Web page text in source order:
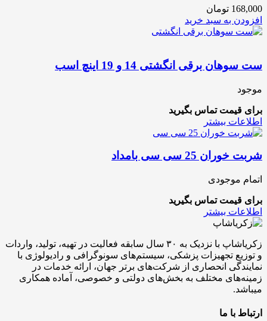
168,000 تومان
افزودن به سبد خرید
ست سوهان برقی انگشتی 14 و 19 اینچ اسب
موجود
برای قیمت تماس بگیرید
اطلاعات بیشتر
شربت خوران 25 سی سی بامداد
اتمام موجودی
برای قیمت تماس بگیرید
اطلاعات بیشتر
زکریاشاپ با نزدیک به ۳۰ سال سابقه فعالیت در تهیه، تولید، واردات
و توزیع تجهیزات پزشکی، سیستم‌های سونوگرافی و رادیولوژی با
نمایندگی انحصاری از شرکت‌های برتر جهان، ارائه خدمات در
زمینه‌های مختلف به بخش‌های دولتی و خصوصی، آماده همکاری
میباشد.
ارتباط با ما